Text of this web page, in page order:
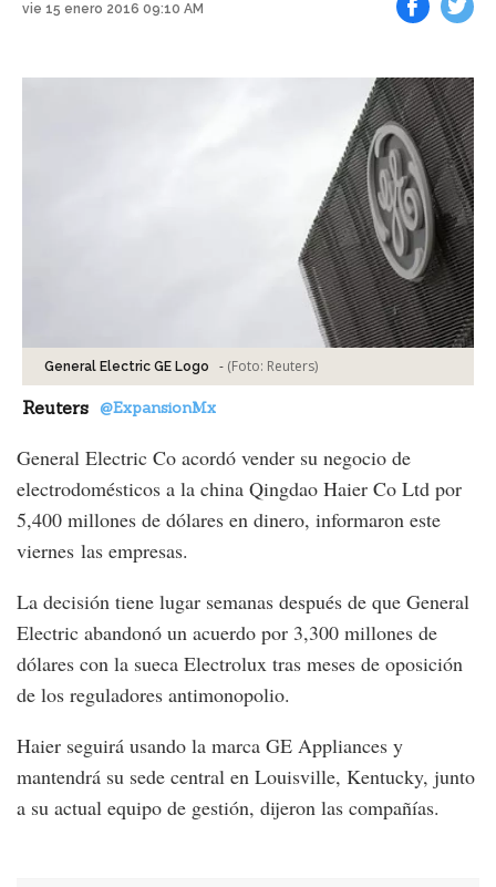
vie 15 enero 2016 09:10 AM
General Electric GE Logo - (Foto: Reuters)
Reuters @ExpansionMx
General Electric Co acordó vender su negocio de
electrodomésticos a la china Qingdao Haier Co Ltd por
5,400 millones de dólares en dinero, informaron este
viernes las empresas.
La decisión tiene lugar semanas después de que General
Electric abandonó un acuerdo por 3,300 millones de
dólares con la sueca Electrolux tras meses de oposición
de los reguladores antimonopolio.
Haier seguirá usando la marca GE Appliances y
mantendrá su sede central en Louisville, Kentucky, junto
a su actual equipo de gestión, dijeron las compañías.